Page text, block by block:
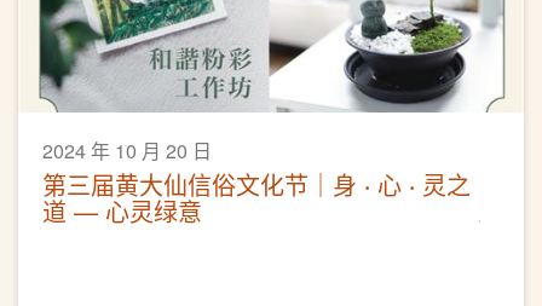
2024 年 10 月 20 日
第三届黄大仙信俗文化节｜身 ‧ 心 ‧ 灵之
道 — 心灵绿意